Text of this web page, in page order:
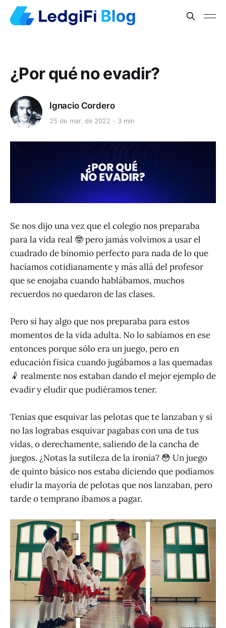
¿Por qué no evadir?
Ignacio Cordero
25 de mar. de 2022 3 min
Se nos dijo una vez que el colegio nos preparaba
para la vida real 🤓 pero jamás volvimos a usar el
cuadrado de binomio perfecto para nada de lo que
hacíamos cotidianamente y más allá del profesor
que se enojaba cuando hablábamos, muchos
recuerdos no quedaron de las clases.
Pero si hay algo que nos preparaba para estos
momentos de la vida adulta. No lo sabíamos en ese
entonces porque sólo era un juego, pero en
educación física cuando jugábamos a las quemadas
🤾 realmente nos estaban dando el mejor ejemplo de
evadir y eludir que pudiéramos tener.
Tenías que esquivar las pelotas que te lanzaban y si
no las lograbas esquivar pagabas con una de tus
vidas, o derechamente, saliendo de la cancha de
juegos. ¿Notas la sutileza de la ironía? 😳 Un juego
de quinto básico nos estaba diciendo que podíamos
eludir la mayoría de pelotas que nos lanzaban, pero
tarde o temprano íbamos a pagar.